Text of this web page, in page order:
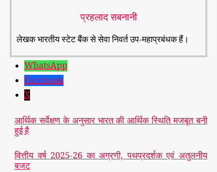
प्रहलाद सबनानी
लेखक भारतीय स्टेट बैंक से सेवा निवर्त उप-महाप्रबंधक हैं।
WhatsApp
Facebook
X
आर्थिक सर्वेक्षण के अनुसार भारत की आर्थिक स्थिति मजबूत बनी
हुई है
वित्तीय वर्ष 2025-26 का अग्रणी, पथप्रदर्शक एवं अतुलनीय
बजट